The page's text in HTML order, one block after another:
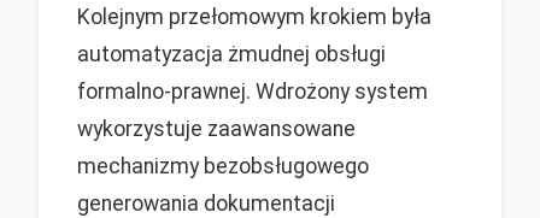
Kolejnym przełomowym krokiem była
automatyzacja żmudnej obsługi
formalno-prawnej. Wdrożony system
wykorzystuje zaawansowane
mechanizmy bezobsługowego
generowania dokumentacji